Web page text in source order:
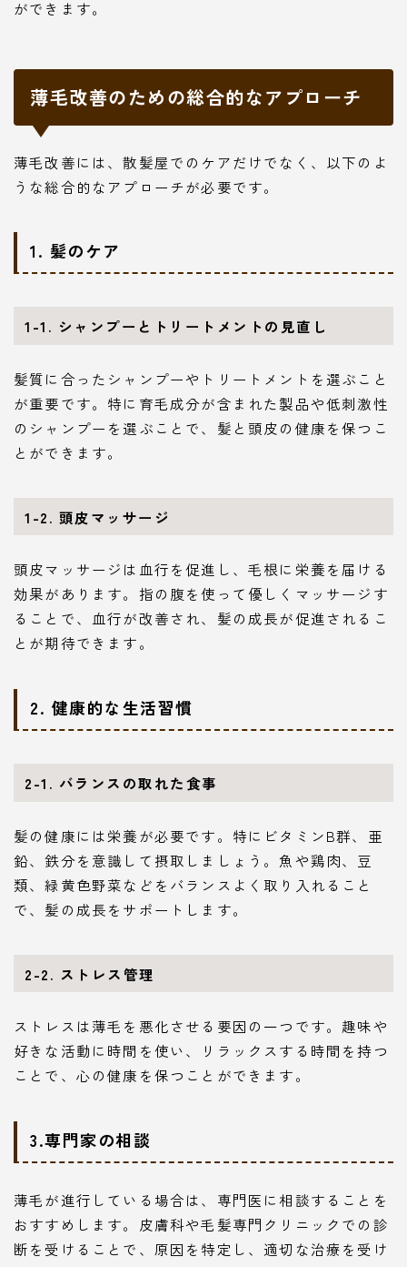
ができます。
薄毛改善のための総合的なアプローチ
薄毛改善には、散髪屋でのケアだけでなく、以下のよ
うな総合的なアプローチが必要です。
1. 髪のケア
1-1. シャンプーとトリートメントの見直し
髪質に合ったシャンプーやトリートメントを選ぶこと
が重要です。特に育毛成分が含まれた製品や低刺激性
のシャンプーを選ぶことで、髪と頭皮の健康を保つこ
とができます。
1-2. 頭皮マッサージ
頭皮マッサージは血行を促進し、毛根に栄養を届ける
効果があります。指の腹を使って優しくマッサージす
ることで、血行が改善され、髪の成長が促進されるこ
とが期待できます。
2. 健康的な生活習慣
2-1. バランスの取れた食事
髪の健康には栄養が必要です。特にビタミンB群、亜
鉛、鉄分を意識して摂取しましょう。魚や鶏肉、豆
類、緑黄色野菜などをバランスよく取り入れること
で、髪の成長をサポートします。
2-2. ストレス管理
ストレスは薄毛を悪化させる要因の一つです。趣味や
好きな活動に時間を使い、リラックスする時間を持つ
ことで、心の健康を保つことができます。
3.専門家の相談
薄毛が進行している場合は、専門医に相談することを
おすすめします。皮膚科や毛髪専門クリニックでの診
断を受けることで、原因を特定し、適切な治療を受け